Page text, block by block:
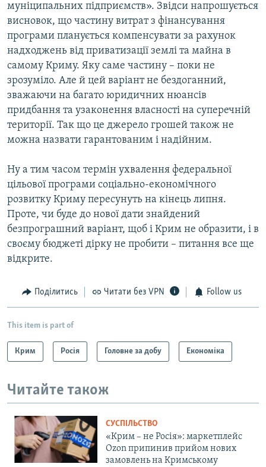
муніципальних підприємств». Звідси напрошується
висновок, що частину витрат з фінансування
програми планується компенсувати за рахунок
надходжень від приватизації землі та майна в
самому Криму. Яку саме частину – поки не
зрозуміло. Але й цей варіант не бездоганний,
зважаючи на багато юридичних нюансів
придбання та узаконення власності на суперечній
території. Так що це джерело грошей також не
можна назвати гарантованим і надійним.
Ну а тим часом термін ухвалення федеральної
цільової програми соціально-економічного
розвитку Криму пересунуть на кінець липня.
Проте, чи буде до нової дати знайдений
безпрограшний варіант, щоб і Крим не образити, і в
своєму бюджеті дірку не пробити – питання все ще
відкрите.
Поділитись Читати без VPN Follow us
This item is part of
Крим Росія Головне за добу Економіка
Читайте також
СУСПІЛЬСТВО
«Крим – не Росія»: маркетплейс
Ozon припинив прийом нових
замовлень на Кримському